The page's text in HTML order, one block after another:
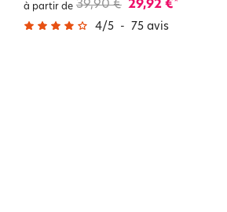
à partir de 39,90 € 29,92 €*
4/5 - 75 avis